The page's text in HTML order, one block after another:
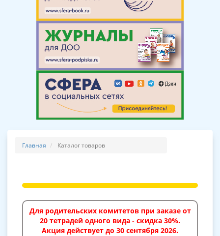
Главная Каталог товаров
Для родительских комитетов при заказе от
20 тетрадей одного вида - скидка 30%.
Акция действует до 30 сентября 2026.